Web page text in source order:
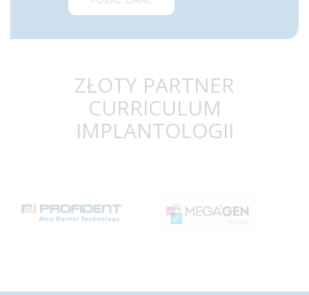
ZŁOTY PARTNER
CURRICULUM
IMPLANTOLOGII